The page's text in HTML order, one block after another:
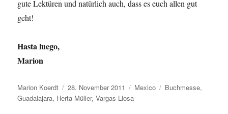
gute Lektüren und natürlich auch, dass es euch allen gut
geht!
Hasta luego,
Marion
Autor
Marion Koerdt
Veröffentlicht
am
28. November 2011 Kategorien
Mexico Schlagwörter
Buchmesse,
Guadalajara, Herta Müller,Vargas Llosa